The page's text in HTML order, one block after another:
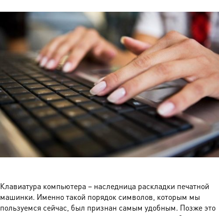
Клавиатура компьютера – наследница раскладки печатной
машинки. Именно такой порядок символов, которым мы
пользуемся сейчас, был признан самым удобным. Позже это